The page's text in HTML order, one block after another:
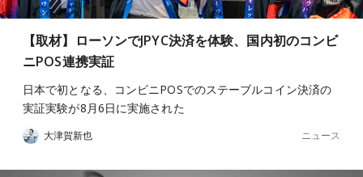
【取材】ローソンでJPYC決済を体験、国内初のコンビ
ニPOS連携実証
日本で初となる、コンビニPOSでのステーブルコイン決済の
実証実験が8月6日に実施された
大津賀新也 ニュース